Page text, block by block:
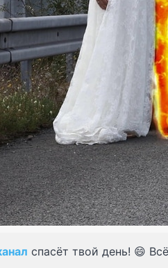
спасёт твой день! 😄